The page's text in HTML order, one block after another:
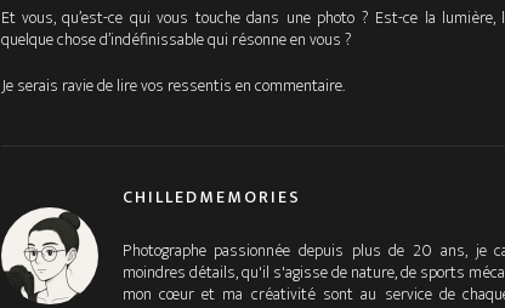
Et vous, qu’est-ce qui vous touche dans une photo ? Est-ce la
quelque chose d’indéfinissable qui résonne en vous ?
Je serais ravie de lire vos ressentis en commentaire.
CHILLEDMEMORIES
Photographe passionnée depuis plus de 20 ans, je
moindres détails, qu'il s'agisse de nature, de sports
mon cœur et ma créativité sont au service de